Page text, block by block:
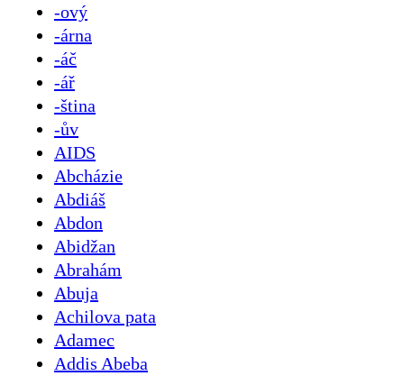
-ový
-árna
-áč
-ář
-ština
-ův
AIDS
Abcházie
Abdiáš
Abdon
Abidžan
Abrahám
Abuja
Achilova pata
Adamec
Addis Abeba